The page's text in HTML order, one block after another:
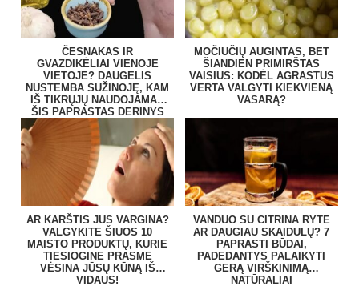
ČESNAKAS IR
GVAZDIKĖLIAI VIENOJE
VIETOJE? DAUGELIS
NUSTEMBA SUŽINOJĘ, KAM
IŠ TIKRŲJŲ NAUDOJAMAS
ŠIS PAPRASTAS DERINYS
MOČIUČIŲ AUGINTAS, BET
ŠIANDIEN PRIMIRŠTAS
VAISIUS: KODĖL AGRASTUS
VERTA VALGYTI KIEKVIENĄ
VASARĄ?
AR KARŠTIS JUS VARGINA?
VALGYKITE ŠIUOS 10
MAISTO PRODUKTŲ, KURIE
TIESIOGINE PRASME
VĖSINA JŪSŲ KŪNĄ IŠ
VIDAUS!
VANDUO SU CITRINA RYTE
AR DAUGIAU SKAIDULŲ? 7
PAPRASTI BŪDAI,
PADEDANTYS PALAIKYTI
GERĄ VIRŠKINIMĄ
NATŪRALIAI